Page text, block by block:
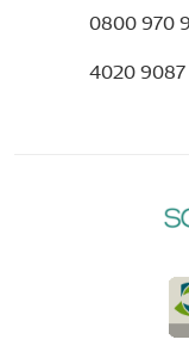
0800 970
4020 9087